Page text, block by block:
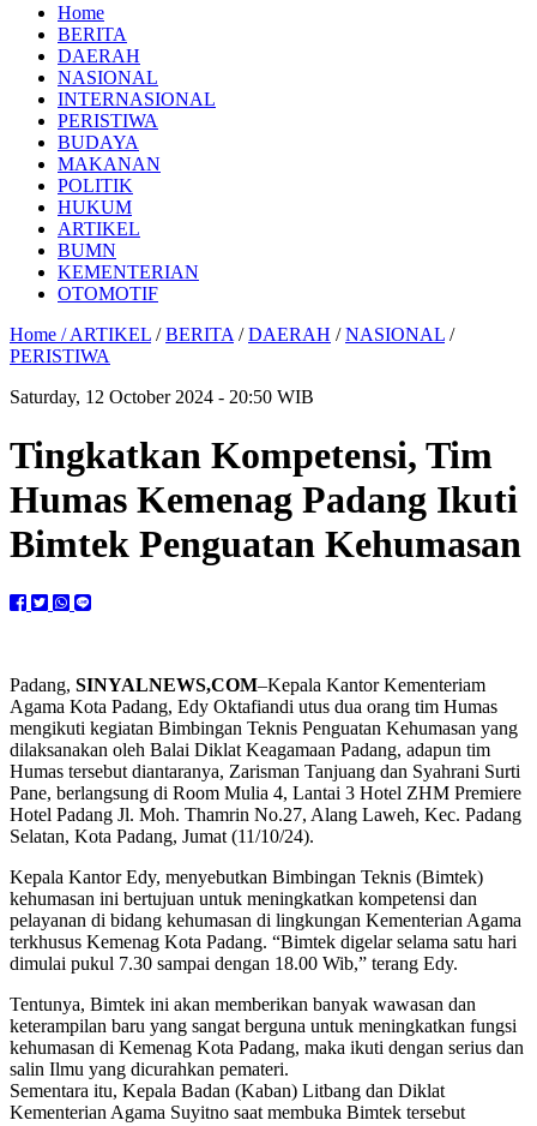
Home
BERITA
DAERAH
NASIONAL
INTERNASIONAL
PERISTIWA
BUDAYA
MAKANAN
POLITIK
HUKUM
ARTIKEL
BUMN
KEMENTERIAN
OTOMOTIF
Home /ARTIKEL /BERITA /DAERAH /NASIONAL /
PERISTIWA
Saturday, 12 October 2024 - 20:50 WIB
Tingkatkan Kompetensi, Tim
Humas Kemenag Padang Ikuti
Bimtek Penguatan Kehumasan
Padang, SINYALNEWS,COM–Kepala Kantor Kementeriam
Agama Kota Padang, Edy Oktafiandi utus dua orang tim Humas
mengikuti kegiatan Bimbingan Teknis Penguatan Kehumasan yang
dilaksanakan oleh Balai Diklat Keagamaan Padang, adapun tim
Humas tersebut diantaranya, Zarisman Tanjuang dan Syahrani Surti
Pane, berlangsung di Room Mulia 4, Lantai 3 Hotel ZHM Premiere
Hotel Padang Jl. Moh. Thamrin No.27, Alang Laweh, Kec. Padang
Selatan, Kota Padang, Jumat (11/10/24).
Kepala Kantor Edy, menyebutkan Bimbingan Teknis (Bimtek)
kehumasan ini bertujuan untuk meningkatkan kompetensi dan
pelayanan di bidang kehumasan di lingkungan Kementerian Agama
terkhusus Kemenag Kota Padang. “Bimtek digelar selama satu hari
dimulai pukul 7.30 sampai dengan 18.00 Wib,” terang Edy.
Tentunya, Bimtek ini akan memberikan banyak wawasan dan
keterampilan baru yang sangat berguna untuk meningkatkan fungsi
kehumasan di Kemenag Kota Padang, maka ikuti dengan serius dan
salin Ilmu yang dicurahkan pemateri.
Sementara itu, Kepala Badan (Kaban) Litbang dan Diklat
Kementerian Agama Suyitno saat membuka Bimtek tersebut